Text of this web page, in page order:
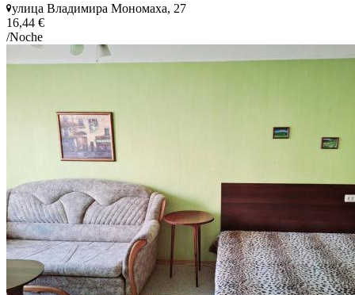
улица Владимира Мономаха, 27
16,44 €
/Noche